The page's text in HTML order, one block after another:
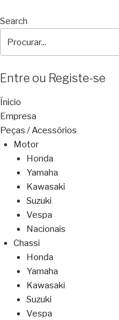
Search
Entre ou Registe-se
Ínicio
Empresa
Peças / Acessórios
Motor
Honda
Yamaha
Kawasaki
Suzuki
Vespa
Nacionais
Chassi
Honda
Yamaha
Kawasaki
Suzuki
Vespa